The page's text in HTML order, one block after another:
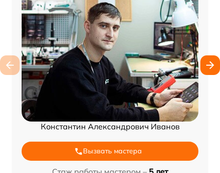
Константин Александрович Иванов
Вызвать мастера